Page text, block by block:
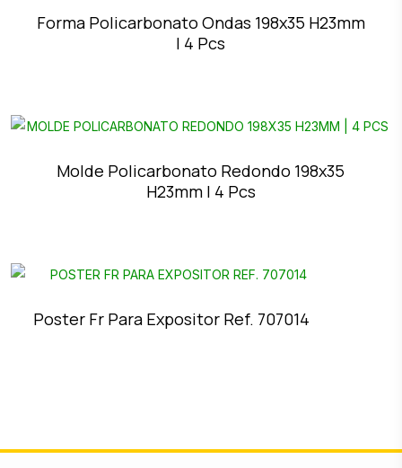
Forma Policarbonato Ondas 198x35 H23mm
| 4 Pcs
Molde Policarbonato Redondo 198x35
H23mm | 4 Pcs
Poster Fr Para Expositor Ref. 707014